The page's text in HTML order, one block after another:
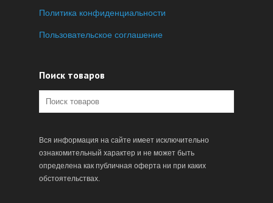
Политика конфиденциальности
Пользовательское соглашение
Поиск товаров
Вся информация на сайте имеет исключительно
ознакомительный характер и не может быть
определена как публичная оферта ни при каких
обстоятельствах.